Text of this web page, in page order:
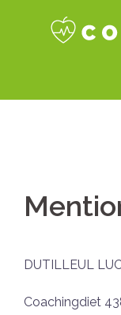
DUTILLEUL
Coachingdiet